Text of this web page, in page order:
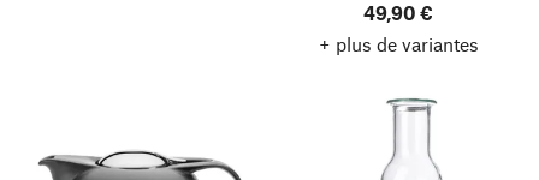
49,90 €
+ plus de variantes